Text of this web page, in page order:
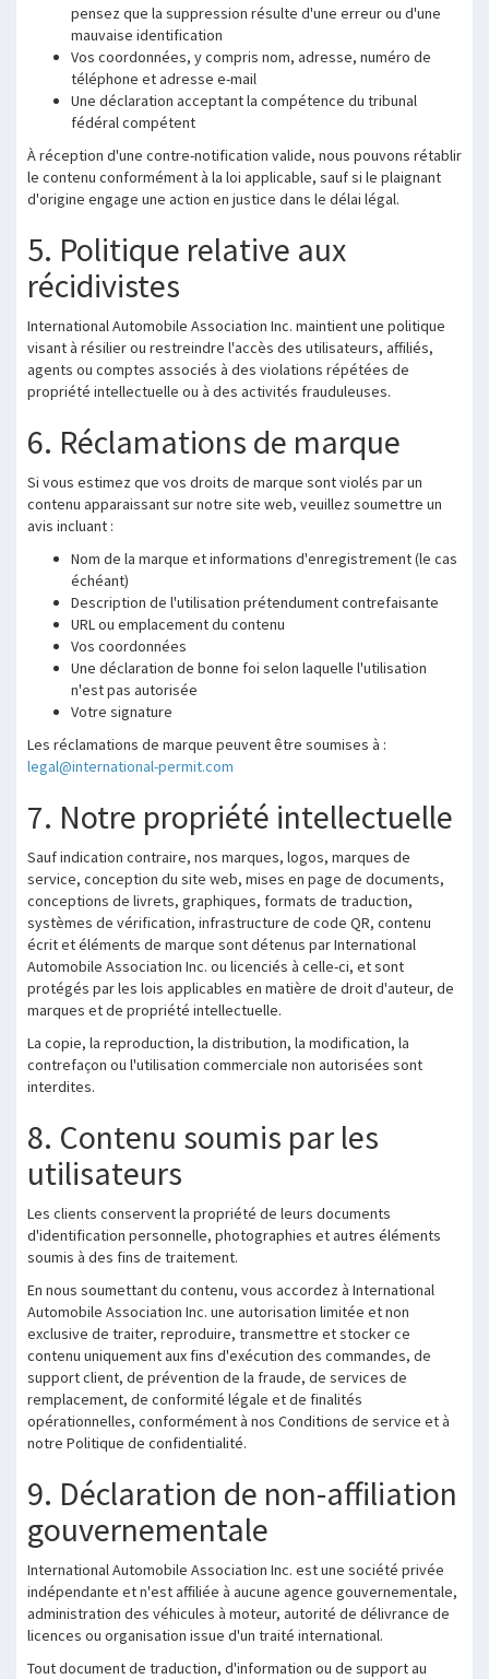
pensez que la suppression résulte d'une erreur ou d'une
mauvaise identification
Vos coordonnées, y compris nom, adresse, numéro de
téléphone et adresse e-mail
Une déclaration acceptant la compétence du tribunal
fédéral compétent
À réception d'une contre-notification valide, nous pouvons rétablir
le contenu conformément à la loi applicable, sauf si le plaignant
d'origine engage une action en justice dans le délai légal.
5. Politique relative aux
récidivistes
International Automobile Association Inc. maintient une politique
visant à résilier ou restreindre l'accès des utilisateurs, affiliés,
agents ou comptes associés à des violations répétées de
propriété intellectuelle ou à des activités frauduleuses.
6. Réclamations de marque
Si vous estimez que vos droits de marque sont violés par un
contenu apparaissant sur notre site web, veuillez soumettre un
avis incluant :
Nom de la marque et informations d'enregistrement (le cas
échéant)
Description de l'utilisation prétendument contrefaisante
URL ou emplacement du contenu
Vos coordonnées
Une déclaration de bonne foi selon laquelle l'utilisation
n'est pas autorisée
Votre signature
Les réclamations de marque peuvent être soumises à :
legal@international-permit.com
7. Notre propriété intellectuelle
Sauf indication contraire, nos marques, logos, marques de
service, conception du site web, mises en page de documents,
conceptions de livrets, graphiques, formats de traduction,
systèmes de vérification, infrastructure de code QR, contenu
écrit et éléments de marque sont détenus par International
Automobile Association Inc. ou licenciés à celle-ci, et sont
protégés par les lois applicables en matière de droit d'auteur, de
marques et de propriété intellectuelle.
La copie, la reproduction, la distribution, la modification, la
contrefaçon ou l'utilisation commerciale non autorisées sont
interdites.
8. Contenu soumis par les
utilisateurs
Les clients conservent la propriété de leurs documents
d'identification personnelle, photographies et autres éléments
soumis à des fins de traitement.
En nous soumettant du contenu, vous accordez à International
Automobile Association Inc. une autorisation limitée et non
exclusive de traiter, reproduire, transmettre et stocker ce
contenu uniquement aux fins d'exécution des commandes, de
support client, de prévention de la fraude, de services de
remplacement, de conformité légale et de finalités
opérationnelles, conformément à nos Conditions de service et à
notre Politique de confidentialité.
9. Déclaration de non-affiliation
gouvernementale
International Automobile Association Inc. est une société privée
indépendante et n'est affiliée à aucune agence gouvernementale,
administration des véhicules à moteur, autorité de délivrance de
licences ou organisation issue d'un traité international.
Tout document de traduction, d'information ou de support au